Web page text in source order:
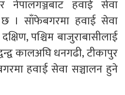
नेपालगञ्जबाट हवाई सेवा
। साँफेबगरमा हवाई सेवा
पश्चिम बाजुराबासीलाई
कालअघि धनगढी, टीकापुर
हवाई सेवा सञ्चालन हुने